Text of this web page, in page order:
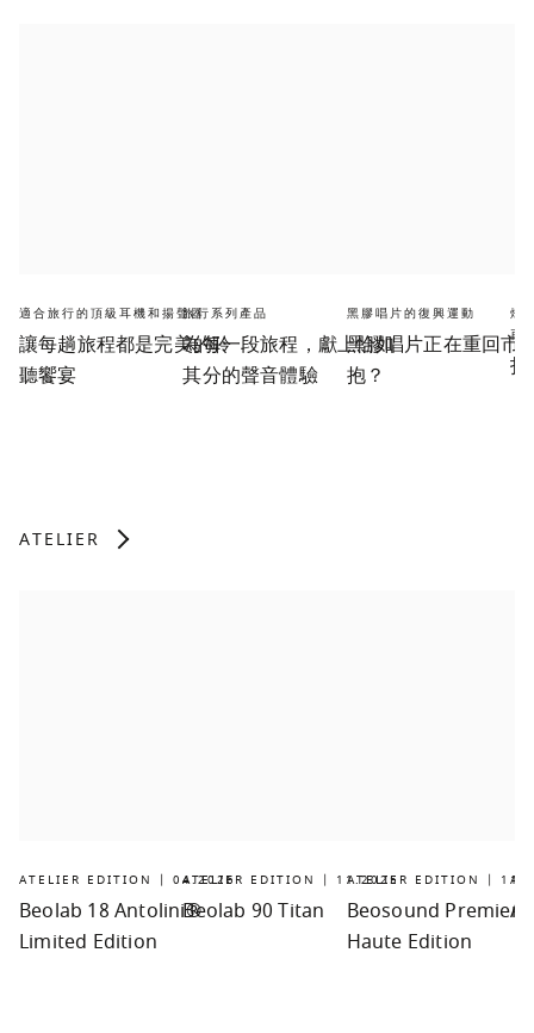
適合旅行的頂級耳機和揚聲器
讓每趟旅程都是完美的聆
聽饗宴
旅行系列產品
為每一段旅程，獻上恰如
其分的聲音體驗
黑膠唱片的復興運動
黑膠唱片正在重回市
抱？
燈
再
ATELIER
ATELIER EDITION | 04.2026
Beolab 18 Antolini®
Limited Edition
ATELIER EDITION | 11.2025
Beolab 90 Titan
ATELIER EDITION |
Beosound Premiere
Haute Edition